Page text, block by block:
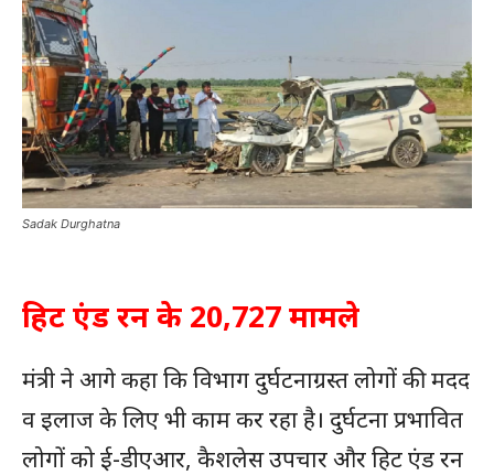
Sadak Durghatna
हिट एंड रन के 20,727 मामले
मंत्री ने आगे कहा कि विभाग दुर्घटनाग्रस्त लोगों की मदद
व इलाज के लिए भी काम कर रहा है। दुर्घटना प्रभावित
लोगों को ई-डीएआर, कैशलेस उपचार और हिट एंड रन